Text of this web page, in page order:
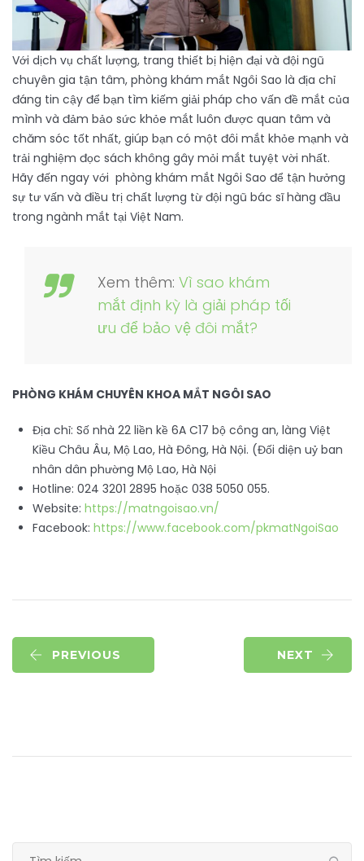
Với dịch vụ chất lượng, trang thiết bị hiện đại và đội ngũ
chuyên gia tận tâm, phòng khám mắt Ngôi Sao là địa chỉ
đáng tin cậy để bạn tìm kiếm giải pháp cho vấn đề mắt của
mình và đảm bảo sức khỏe mắt luôn được quan tâm và
chăm sóc tốt nhất, giúp bạn có một đôi mắt khỏe mạnh và
trải nghiệm đọc sách không gây mỏi mắt tuyệt vời nhất.
Hãy đến ngay với phòng khám mắt Ngôi Sao để tận hưởng
sự tư vấn và điều trị chất lượng từ đội ngũ bác sĩ hàng đầu
trong ngành mắt tại Việt Nam.
Xem thêm: Vì sao khám
mắt định kỳ là giải pháp tối
ưu để bảo vệ đôi mắt?
PHÒNG KHÁM CHUYÊN KHOA MẮT NGÔI SAO
Địa chỉ: Số nhà 22 liền kề 6A C17 bộ công an, làng Việt
Kiều Châu Âu, Mộ Lao, Hà Đông, Hà Nội. (Đối diện uỷ ban
nhân dân phường Mộ Lao, Hà Nội
Hotline: 024 3201 2895 hoặc 038 5050 055.
Website: https://matngoisao.vn/
Facebook: https://www.facebook.com/pkmatNgoiSao
PREVIOUS NEXT